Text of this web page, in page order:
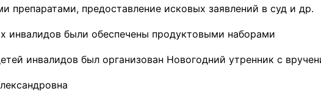
препаратами, предоставление исковых заявлений в суд и др.
инвалидов были обеспечены продуктовыми наборами
инвалидов был организован Новогодний утренник с